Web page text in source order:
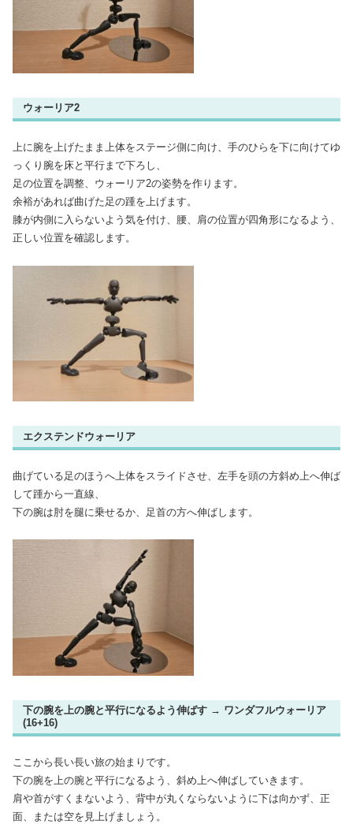
ウォーリア2
上に腕を上げたまま上体をステージ側に向け、手のひらを下に向けてゆ
っくり腕を床と平行まで下ろし、
足の位置を調整、ウォーリア2の姿勢を作ります。
余裕があれば曲げた足の踵を上げます。
膝が内側に入らないよう気を付け、腰、肩の位置が四角形になるよう、
正しい位置を確認します。
エクステンドウォーリア
曲げている足のほうへ上体をスライドさせ、左手を頭の方斜め上へ伸ば
して踵から一直線、
下の腕は肘を腿に乗せるか、足首の方へ伸ばします。
下の腕を上の腕と平行になるよう伸ばす → ワンダフルウォーリア
(16+16)
ここから長い長い旅の始まりです。
下の腕を上の腕と平行になるよう、斜め上へ伸ばしていきます。
肩や首がすくまないよう、背中が丸くならないように下は向かず、正
面、または空を見上げましょう。